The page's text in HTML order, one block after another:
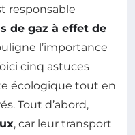
responsable
de gaz à effet de
l’importance
cinq astuces
écologique tout en
Tout d’abord,
, car leur transport